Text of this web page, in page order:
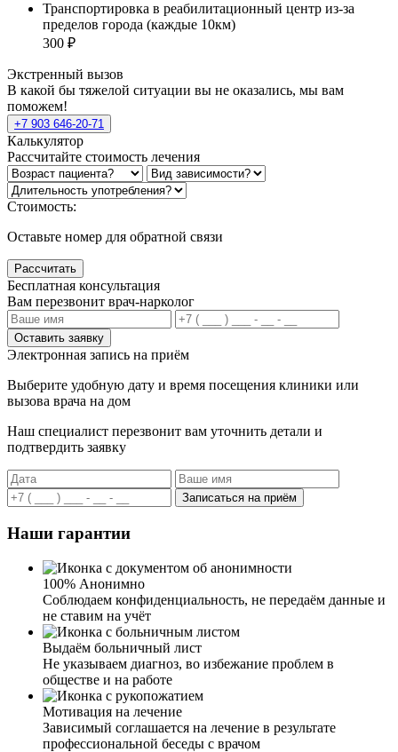
Транспортировка в реабилитационный центр из-за
пределов города (каждые 10км)
300 ₽
Экстренный вызов
В какой бы тяжелой ситуации вы не оказались, мы вам
поможем!
+7 903 646-20-71
Калькулятор
Рассчитайте стоимость лечения
Стоимость:
Оставьте номер для обратной связи
Рассчитать
Бесплатная консультация
Вам перезвонит врач-нарколог
Оставить заявку
Электронная запись на приём
Выберите удобную дату и время посещения клиники или
вызова врача на дом
Наш специалист перезвонит вам уточнить детали и
подтвердить заявку
Записаться на приём
Наши гарантии
100% Анонимно
Соблюдаем конфиденциальность, не передаём данные и
не ставим на учёт
Выдаём больничный лист
Не указываем диагноз, во избежание проблем в
обществе и на работе
Мотивация на лечение
Зависимый соглашается на лечение в результате
профессиональной беседы с врачом